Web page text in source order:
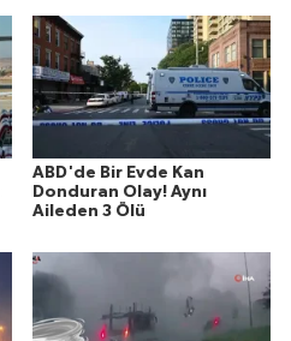
ABD'de Bir Evde Kan
Donduran Olay! Aynı
Aileden 3 Ölü